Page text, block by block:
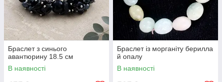
Браслет з синього
авантюрину 18.5 см
В наявності
Браслет із морганіту берилла
й опалу
В наявності